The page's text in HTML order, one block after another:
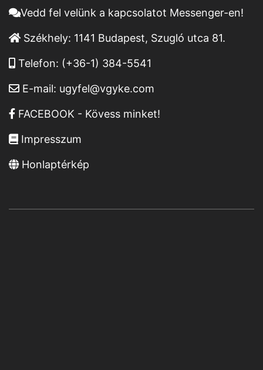
Vedd fel velünk a kapcsolatot Messenger-en!
Székhely: 1141 Budapest, Szugló utca 81.
Telefon: (+36-1) 384-5541
E-mail: ugyfel@vgyke.com
FACEBOOK - Kövess minket!
Impresszum
Honlaptérkép